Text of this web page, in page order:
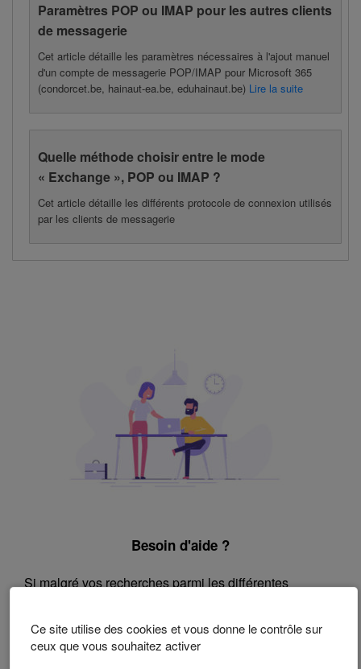
Ce site utilise des cookies et vous donne le contrôle sur
ceux que vous souhaitez activer
Paramètres POP ou IMAP pour les autres clients
de messagerie
Cet article détaille les paramètres nécessaires à l'ajout manuel
d'un compte de messagerie POP/IMAP pour Microsoft 365
(condorcet.be, hainaut-ea.be, eduhainaut.be) Lire la suite
Quelle méthode choisir entre le mode
« Exchange », POP ou IMAP ?
Cet article détaille les différents protocole de connexion utilisés
par les clients de messagerie
Besoin d'aide ?
Si malgré vos recherches parmi les différentes
réponses :